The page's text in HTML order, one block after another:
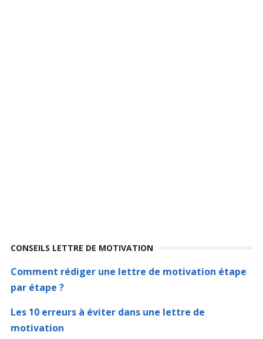
CONSEILS LETTRE DE MOTIVATION
Comment rédiger une lettre de motivation étape
par étape ?
Les 10 erreurs à éviter dans une lettre de
motivation